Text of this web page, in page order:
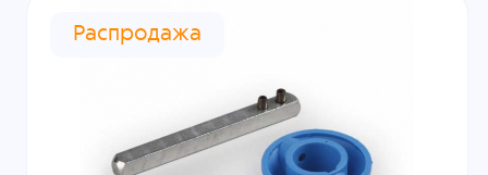
Распродажа